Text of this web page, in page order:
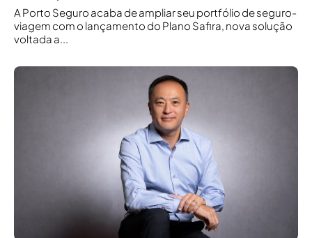
A Porto Seguro acaba de ampliar seu portfólio de seguro-
viagem com o lançamento do Plano Safira, nova solução
voltada a...